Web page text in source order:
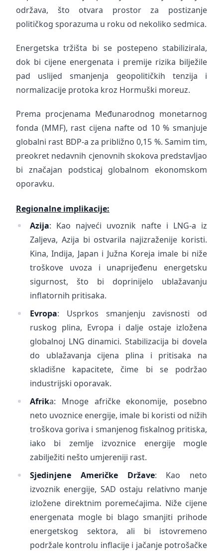
održava, što otvara prostor za postizanje
političkog sporazuma u roku od nekoliko sedmica.
Energetska tržišta bi se postepeno stabilizirala,
dok bi cijene energenata i premije rizika bilježile
pad uslijed smanjenja geopolitičkih tenzija i
normalizacije protoka kroz Hormuški moreuz.
Prema procjenama Međunarodnog monetarnog
fonda (MMF), rast cijena nafte od 10 % smanjuje
globalni rast BDP-a za približno 0,15 %. Samim tim,
preokret nedavnih cjenovnih skokova predstavljao
bi značajan podsticaj globalnom ekonomskom
oporavku.
Regionalne implikacije:
Azija: Kao najveći uvoznik nafte i LNG-a iz
Zaljeva, Azija bi ostvarila najizraženije koristi.
Kina, Indija, Japan i Južna Koreja imale bi niže
troškove uvoza i unaprijeđenu energetsku
sigurnost, što bi doprinijelo ublažavanju
inflatornih pritisaka.
Evropa: Usprkos smanjenju zavisnosti od
ruskog plina, Evropa i dalje ostaje izložena
globalnoj LNG dinamici. Stabilizacija bi dovela
do ublažavanja cijena plina i pritisaka na
skladišne kapacitete, čime bi se podržao
industrijski oporavak.
Afrika: Mnoge afričke ekonomije, posebno
neto uvoznice energije, imale bi koristi od nižih
troškova goriva i smanjenog fiskalnog pritiska,
iako bi zemlje izvoznice energije mogle
zabilježiti nešto umjereniji rast.
Sjedinjene Američke Države: Kao neto
izvoznik energije, SAD ostaju relativno manje
izložene direktnim poremećajima. Niže cijene
energenata mogle bi blago smanjiti prihode
energetskog sektora, ali bi istovremeno
podržale kontrolu inflacije i jačanje potrošačke